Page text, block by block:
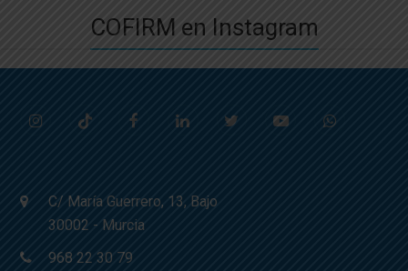
COFIRM en Instagram
InstagramTiktok FacebookLinkedInTwitterYoutubeWhatsapp
C/ María Guerrero, 13, Bajo
30002 - Murcia
968 22 30 79